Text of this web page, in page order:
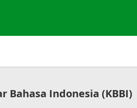
Bahasa Indonesia (KBBI)